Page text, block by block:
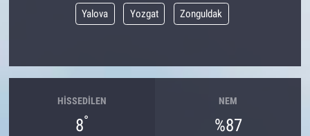
Yalova Yozgat Zonguldak
HISSEDILEN
8°
NEM
%87